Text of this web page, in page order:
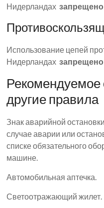
Нидерландахзапрещено
Использование цепей
Нидерландахзапрещено
Рекомендуемое
другие правила
Знак аварийной
случае аварии или
списке обязательного
машине.
Автомобильная аптечка.
Светоотражающий жилет.